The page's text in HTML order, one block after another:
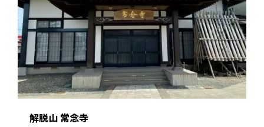
解脱山 常念寺